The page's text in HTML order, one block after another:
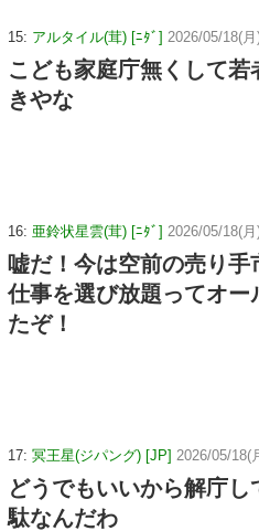
15: アルタイル(茸) [ﾆﾀﾞ] 2026/05/18(
こども家庭庁無くして
きやな
16: 亜鈴状星雲(茸) [ﾆﾀﾞ] 2026/05/18(
嘘だ！今は空前の売り
仕事を選び放題ってオー
たぞ！
17: 冥王星(ジパング) [JP] 2026/05/18(
どうでもいいから解庁
駄なんだわ